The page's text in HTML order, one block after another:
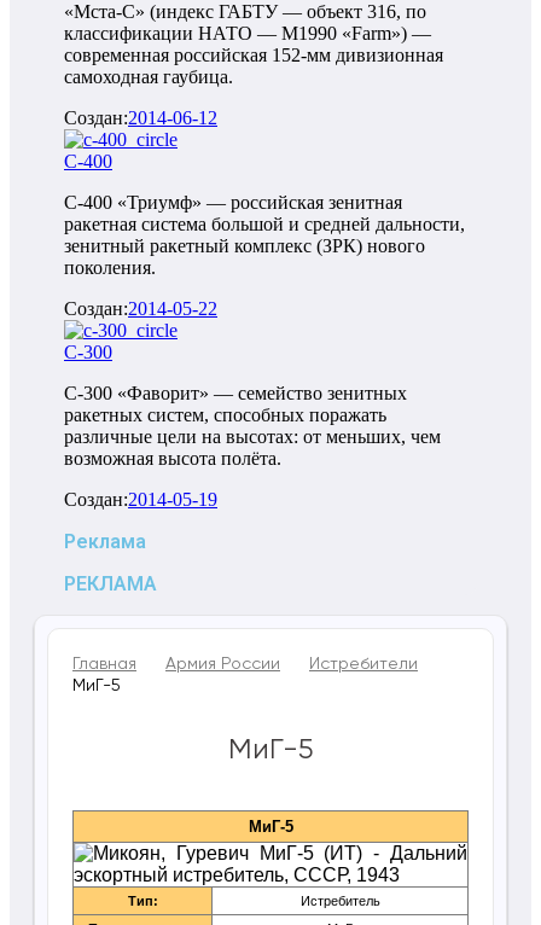
«Мста-С» (индекс ГАБТУ — объект 316, по
классификации НАТО — M1990 «Farm») —
современная российская 152-мм дивизионная
самоходная гаубица.
Создан:2014-06-12
С-400
С-400 «Триумф» — российская зенитная
ракетная система большой и средней дальности,
зенитный ракетный комплекс (ЗРК) нового
поколения.
Создан:2014-05-22
С-300
С-300 «Фаворит» — семейство зенитных
ракетных систем, способных поражать
различные цели на высотах: от меньших, чем
возможная высота полёта.
Создан:2014-05-19
Реклама
РЕКЛАМА
Главная Армия России
Истребители
МиГ-5
МиГ-5
МиГ-5
Тип:
Истребитель